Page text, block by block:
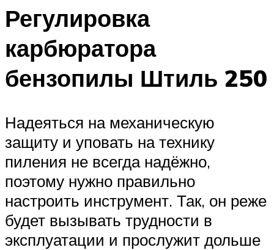
Регулировка
карбюратора
бензопилы Штиль 250
Надеяться на механическую
защиту и уповать на технику
пиления не всегда надёжно,
поэтому нужно правильно
настроить инструмент. Так, он реже
будет вызывать трудности в
эксплуатации и прослужит дольше